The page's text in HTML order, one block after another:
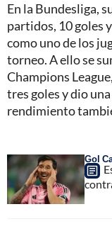
En la Bundesliga,
partidos, 10 goles
como uno de los
torneo. A ello se
Champions
tres goles y dio
rendimiento
Gol